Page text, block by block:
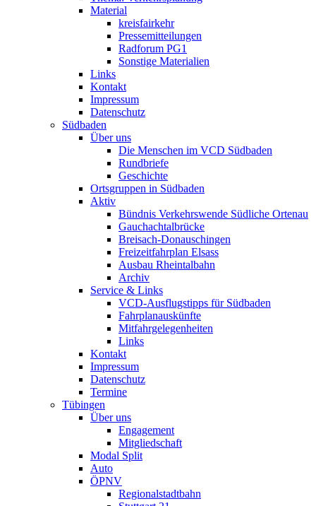
Material
kreisfairkehr
Pressemitteilungen
Radforum PG1
Sonstige Materialien
Links
Kontakt
Impressum
Datenschutz
Südbaden
Über uns
Die Menschen im VCD Südbaden
Rundbriefe
Geschichte
Ortsgruppen in Südbaden
Aktiv
Bündnis Verkehrswende Südliche Ortenau
Gauchachtalbrücke
Breisach-Donauschingen
Freizeitfahrplan Elsass
Ausbau Rheintalbahn
Archiv
Service & Links
VCD-Ausflugstipps für Südbaden
Fahrplanauskünfte
Mitfahrgelegenheiten
Links
Kontakt
Impressum
Datenschutz
Termine
Tübingen
Über uns
Engagement
Mitgliedschaft
Modal Split
Auto
ÖPNV
Regionalstadtbahn